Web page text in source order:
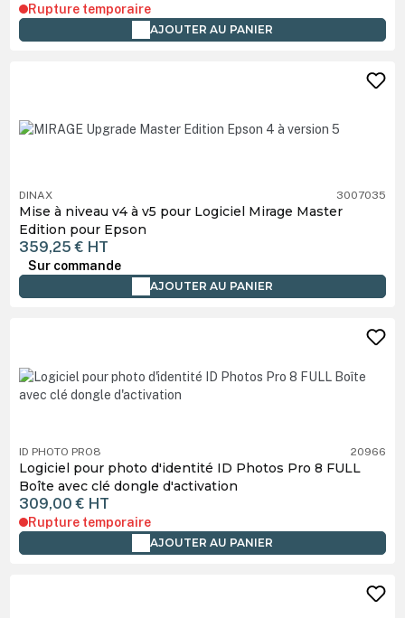
Rupture temporaire
AJOUTER AU PANIER
DINAX 3007035
Mise à niveau v4 à v5 pour Logiciel Mirage Master
Edition pour Epson
359,25 € HT
Sur commande
AJOUTER AU PANIER
ID PHOTO PRO8 20966
Logiciel pour photo d'identité ID Photos Pro 8 FULL
Boîte avec clé dongle d'activation
309,00 € HT
Rupture temporaire
AJOUTER AU PANIER